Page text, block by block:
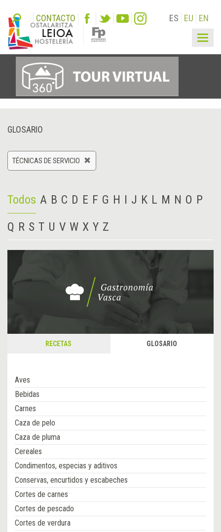
CONTACTO ES EU EN
GLOSARIO
TÉCNICAS DE SERVICIO
Todos A B C D E F G H I J K L M N O P
Q R S T U V W X Y Z
RECETAS GLOSARIO
Aves
Bebidas
Carnes
Caza de pelo
Caza de pluma
Cereales
Condimentos, especias y aditivos
Conservas, encurtidos y escabeches
Cortes de carnes
Cortes de pescado
Cortes de verdura